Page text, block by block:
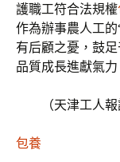
護職工符合法規權
作為辦事農人工
有后顧之憂，鼓
品質成長進獻氣力
（天津工人
包養